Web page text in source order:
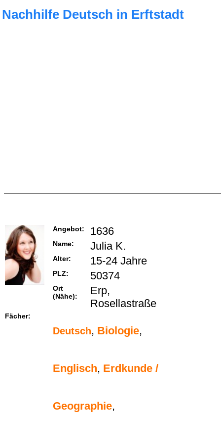
Nachhilfe Deutsch in Erftstadt
Angebot: 1636
Name: Julia K.
Alter: 15-24 Jahre
PLZ: 50374
Ort
(Nähe):
Erp,
Rosellastraße
Fächer:
Deutsch, Biologie,
Englisch, Erdkunde /
Geographie,